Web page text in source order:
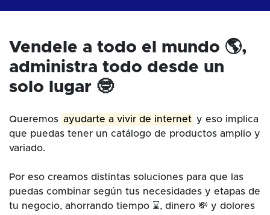
Vendele a todo el mundo 🌎,
administra todo desde un
solo lugar 🤓
Queremos ayudarte a vivir de internet y eso implica
que puedas tener un catálogo de productos amplio y
variado.
Por eso creamos distintas soluciones para que las
puedas combinar según tus necesidades y etapas de
tu negocio, ahorrando tiempo ⌛, dinero 💸 y dolores